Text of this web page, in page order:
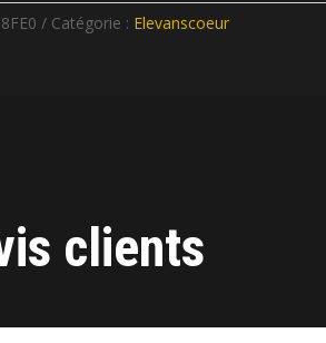
Catégorie : Elevanscoeur
clients